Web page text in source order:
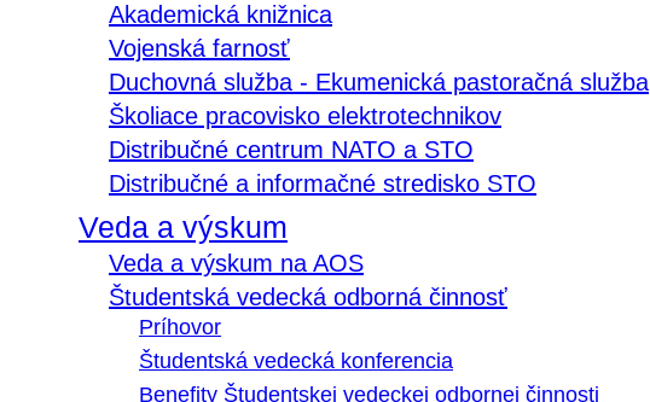
Akademická knižnica
Vojenská farnosť
Duchovná služba - Ekumenická pastoračná služba
Školiace pracovisko elektrotechnikov
Distribučné centrum NATO a STO
Distribučné a informačné stredisko STO
Veda a výskum
Veda a výskum na AOS
Študentská vedecká odborná činnosť
Príhovor
Študentská vedecká konferencia
Benefity Študentskej vedeckej odbornej činnosti